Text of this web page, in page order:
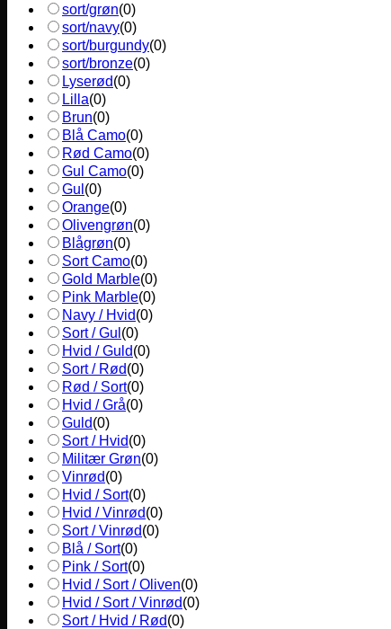
sort/grøn(0)
sort/navy(0)
sort/burgundy(0)
sort/bronze(0)
Lyserød(0)
Lilla(0)
Brun(0)
Blå Camo(0)
Rød Camo(0)
Gul Camo(0)
Gul (0)
Orange(0)
Olivengrøn(0)
Blågrøn(0)
Sort Camo(0)
Gold Marble(0)
Pink Marble(0)
Navy / Hvid(0)
Sort / Gul (0)
Hvid / Guld(0)
Sort / Rød(0)
Rød / Sort(0)
Hvid / Grå(0)
Guld(0)
Sort / Hvid(0)
Militær Grøn(0)
Vinrød(0)
Hvid / Sort(0)
Hvid / Vinrød(0)
Sort / Vinrød(0)
Blå / Sort(0)
Pink / Sort(0)
Hvid / Sort / Oliven(0)
Hvid / Sort / Vinrød(0)
Sort / Hvid / Rød(0)